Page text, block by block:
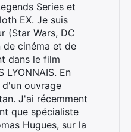
Series et
EX. Je suis
(Star Wars, DC
de cinéma et de
dans le film
LYONNAIS. En
ouvrage
J'ai récemment
que spécialiste
Hugues, sur la